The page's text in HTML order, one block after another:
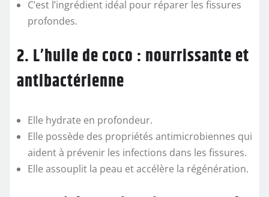
C’est l’ingrédient idéal pour réparer les fissures
profondes.
2. L’huile de coco : nourrissante et
antibactérienne
Elle hydrate en profondeur.
Elle possède des propriétés antimicrobiennes qui
aident à prévenir les infections dans les fissures.
Elle assouplit la peau et accélère la régénération.